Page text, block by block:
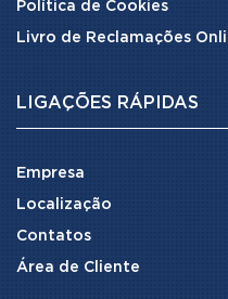
Política de Cookies
Livro de Reclamações
LIGAÇÕES RÁPIDAS
Empresa
Localização
Contatos
Área de Cliente